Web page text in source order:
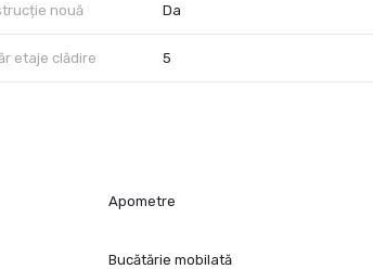
nouă Da
etaje clădire 5
Apometre
Bucătărie mobilată